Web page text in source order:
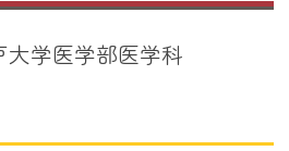
大学医学部医学科